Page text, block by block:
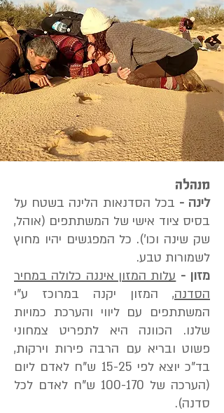
מנהלה
לינה - בכל הסדנאות הלינה בשטח על
בסיס ציוד אישי של המשתתפים (אוהל,
שק שינה וכו'). כל המפגשים יהיו מחוץ
לשמורות טבע.
מזון - עלות המזון איננה כלולה במחיר
הסדנה, המזון יקנה במרוכז ע"י
המשתתפים עם ליווי והערכת כמויות
שלנו. הכוונה היא לתפריט צמחוני
פשוט ובריא עם הרבה פירות וירקות,
בד"כ יוצא לפי 15-25 ש"ח לאדם ליום
(הערכה של 100-170 ש"ח לאדם לכל
סדנה).